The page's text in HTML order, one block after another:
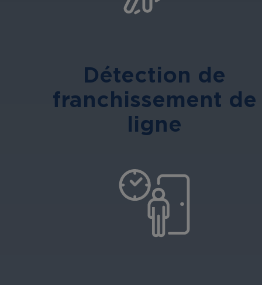
Détection de
franchissement de
ligne